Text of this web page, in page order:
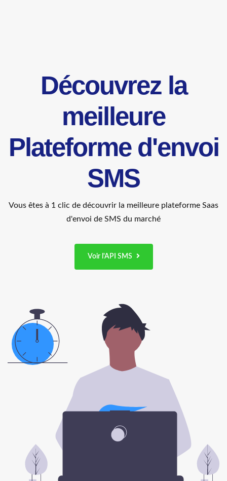
Découvrez la
meilleure
Plateforme d'envoi
SMS
Vous êtes à 1 clic de découvrir la meilleure plateforme Saas
d'envoi de SMS du marché
Voir l'API SMS